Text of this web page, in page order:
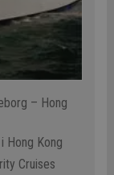
– Hong
Hong Kong
Cruises